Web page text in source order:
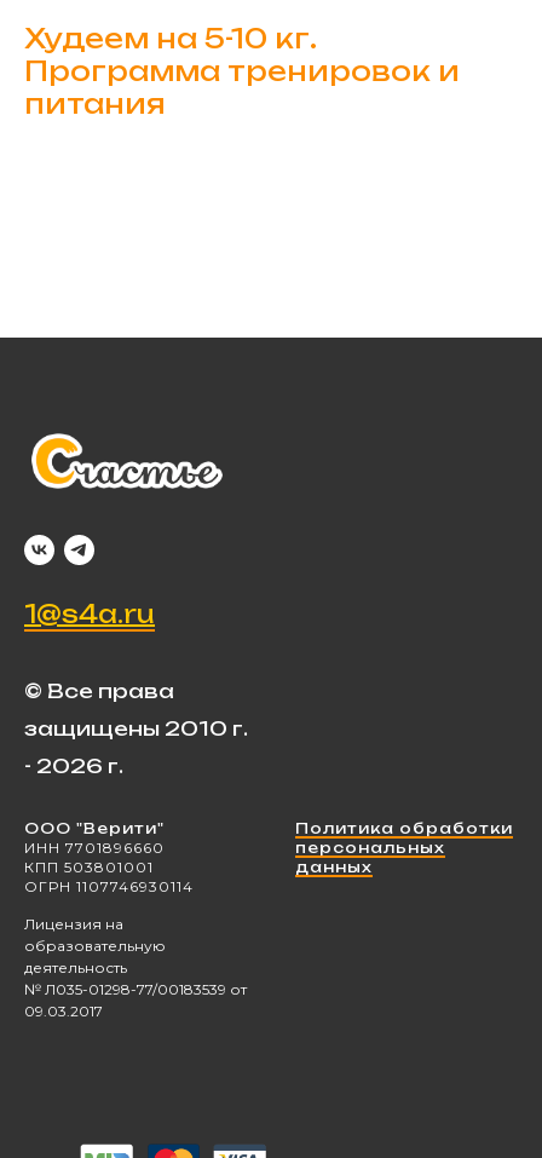
Худеем на 5-10 кг.
Программа тренировок и
питания
1@s4a.ru
© Все права
защищены 2010 г.
- 2026 г.
ООО "Верити"
ИНН 7701896660
КПП 503801001
ОГРН 1107746930114
Лицензия на
образовательную
деятельность
№ Л035-01298-77/00183539 от
09.03.2017
Политика обработки
персональных
данных